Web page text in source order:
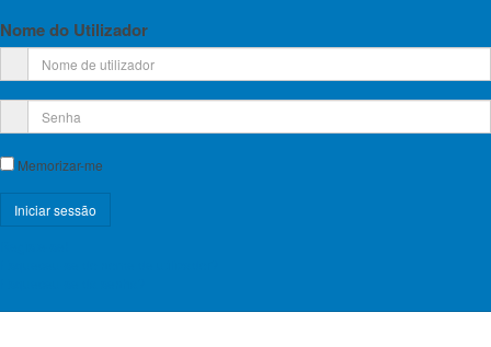
Nome do Utilizador
Memorizar-me